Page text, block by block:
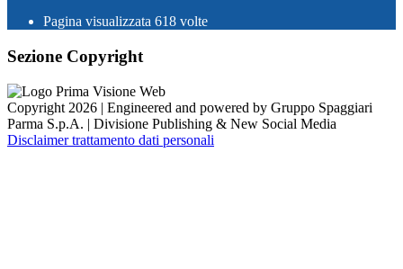
Pagina visualizzata 618 volte
Sezione Copyright
Copyright 2026 | Engineered and powered by Gruppo Spaggiari
Parma S.p.A. | Divisione Publishing & New Social Media
Disclaimer trattamento dati personali